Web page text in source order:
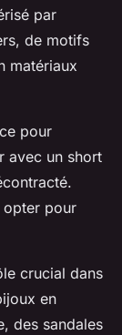
par
de motifs
matériaux
pour
avec un short
opter pour
crucial dans
en
des sandales